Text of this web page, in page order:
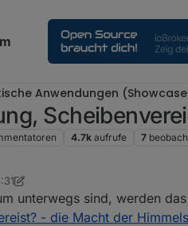
Anwendungen
4.7k aufrufe 7
unterwegs sind, werden
- die Macht der